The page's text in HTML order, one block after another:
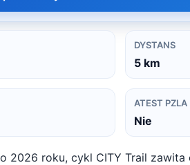
DYSTANS
5 km
ATEST PZLA
Nie
2026 roku, cykl CITY Trail